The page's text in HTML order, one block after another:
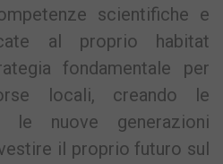
scientifiche e
al proprio habitat
fondamentale per
locali, creando le
le nuove generazioni
il proprio futuro sul